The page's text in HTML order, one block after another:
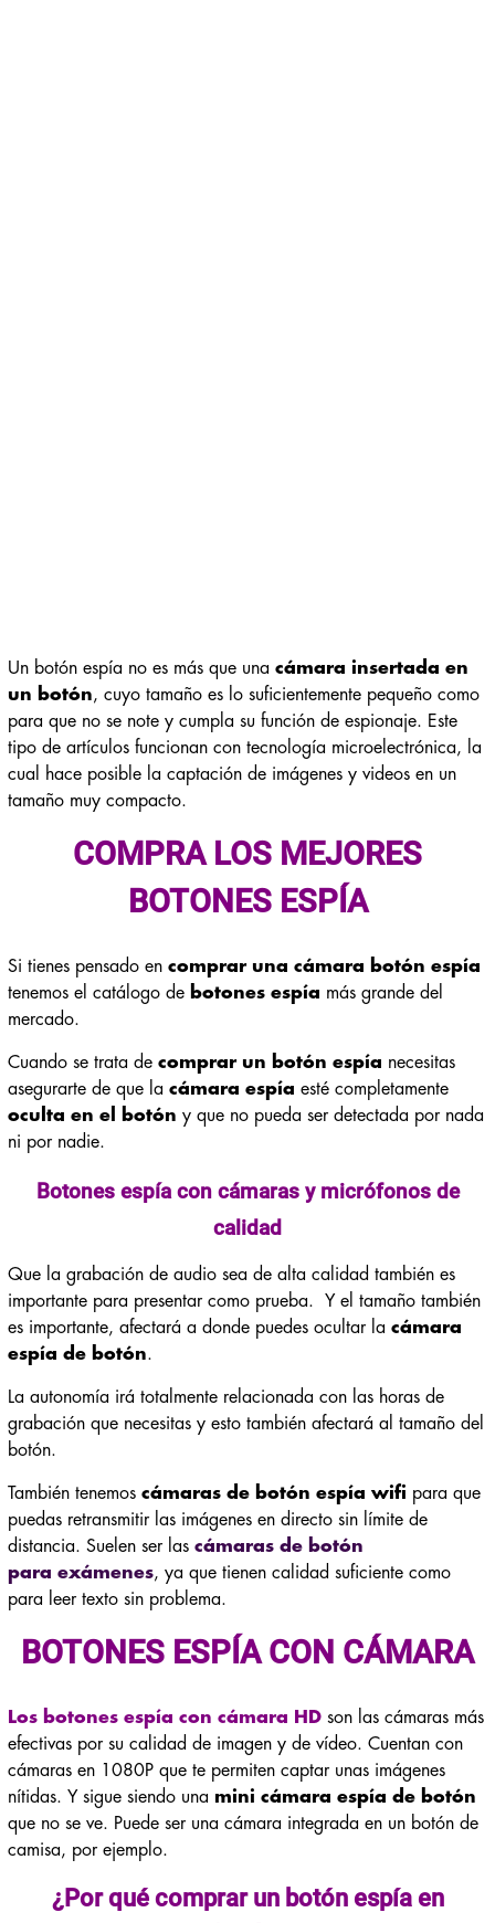
Un botón espía no es más que una cámara insertada en
un botón, cuyo tamaño es lo suficientemente pequeño como
para que no se note y cumpla su función de espionaje. Este
tipo de artículos funcionan con tecnología microelectrónica, la
cual hace posible la captación de imágenes y videos en un
tamaño muy compacto.
COMPRA LOS MEJORES
BOTONES ESPÍA
Si tienes pensado en comprar una cámara botón espía
tenemos el catálogo de botones espía más grande del
mercado.
Cuando se trata de comprar un botón espía necesitas
asegurarte de que la cámara espía esté completamente
oculta en el botón y que no pueda ser detectada por nada
ni por nadie.
Botones espía con cámaras y micrófonos de
calidad
Que la grabación de audio sea de alta calidad también es
importante para presentar como prueba. Y el tamaño también
es importante, afectará a donde puedes ocultar la cámara
espía de botón.
La autonomía irá totalmente relacionada con las horas de
grabación que necesitas y esto también afectará al tamaño del
botón.
También tenemos cámaras de botón espía wifi para que
puedas retransmitir las imágenes en directo sin límite de
distancia. Suelen ser las cámaras de botón
para exámenes, ya que tienen calidad suficiente como
para leer texto sin problema.
BOTONES ESPÍA CON CÁMARA
Los botones espía con cámara HDson las cámaras más
efectivas por su calidad de imagen y de vídeo. Cuentan con
cámaras en 1080P que te permiten captar unas imágenes
nítidas. Y sigue siendo una mini cámara espía de botón
que no se ve. Puede ser una cámara integrada en un botón de
camisa, por ejemplo.
¿Por qué comprar un botón espía en